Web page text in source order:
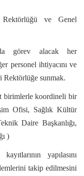
Rektörlüğü ve Genel
görev alacak her
personel ihtiyacını ve
sunmak.
birimlerle koordineli bir
Ofisi, Sağlık Kültür
Daire Başkanlığı,
)
yapılasını
takip edilmesini